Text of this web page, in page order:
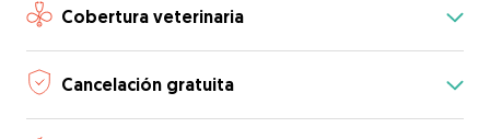
Cobertura veterinaria
Cancelación gratuita